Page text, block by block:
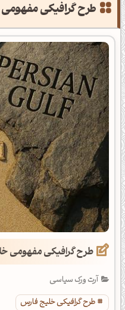
طرح گرافیکی
همیشه فارس
طرح گرافیکی مفهومی
آرت ورک سیاسی
طرح گرافیکی خلیج فارس